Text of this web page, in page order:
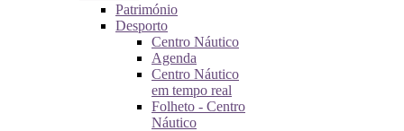
Património
Desporto
Centro Náutico
Agenda
Centro Náutico
em tempo real
Folheto - Centro
Náutico